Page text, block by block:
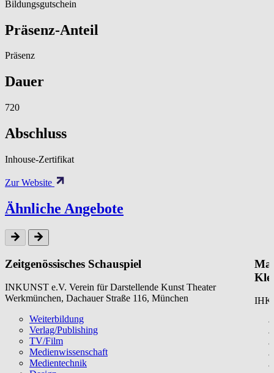
Bildungsgutschein
Präsenz-Anteil
Präsenz
Dauer
720
Abschluss
Inhouse-Zertifikat
Zur Website
Ähnliche Angebote
Zeitgenössisches Schauspiel
INKUNST e.V. Verein für Darstellende Kunst Theater
Werkmünchen, Dachauer Straße 116, München
Weiterbildung
Verlag/Publishing
TV/Film
Medienwissenschaft
Medientechnik
IHK